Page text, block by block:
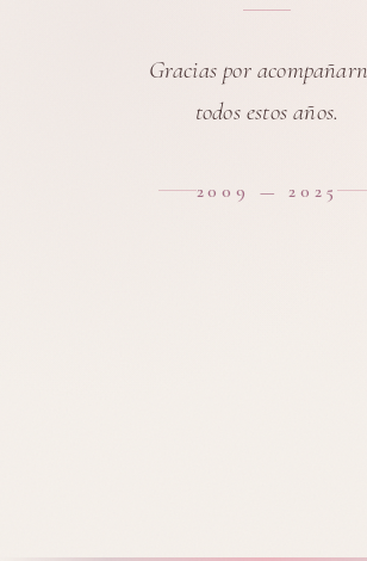
Gracias por
todos estos años.
2009 — 2025